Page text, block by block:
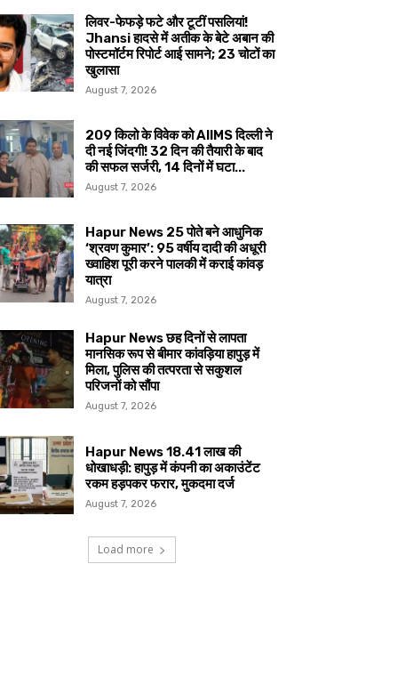
लिवर-फेफड़े फटे और टूटीं पसलियां!
Jhansi हादसे में अतीक के बेटे अबान की
पोस्टमॉर्टम रिपोर्ट आई सामने; 23 चोटों का
खुलासा
August 7, 2026
209 किलो के विवेक को AIIMS दिल्ली ने
दी नई जिंदगी! 32 दिन की तैयारी के बाद
की सफल सर्जरी, 14 दिनों में घटा...
August 7, 2026
Hapur News 25 पोते बने आधुनिक
‘श्रवण कुमार’: 95 वर्षीय दादी की अधूरी
ख्वाहिश पूरी करने पालकी में कराई कांवड़
यात्रा
August 7, 2026
Hapur News छह दिनों से लापता
मानसिक रूप से बीमार कांवड़िया हापुड़ में
मिला, पुलिस की तत्परता से सकुशल
परिजनों को सौंपा
August 7, 2026
Hapur News 18.41 लाख की
धोखाधड़ी: हापुड़ में कंपनी का अकाउंटेंट
रकम हड़पकर फरार, मुकदमा दर्ज
August 7, 2026
Load more